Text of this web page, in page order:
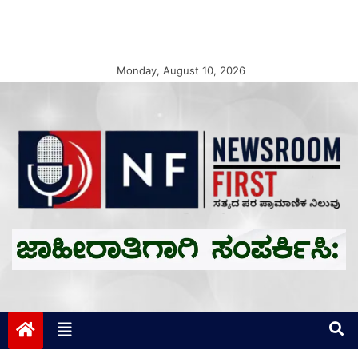
Monday, August 10, 2026
Newsroom First